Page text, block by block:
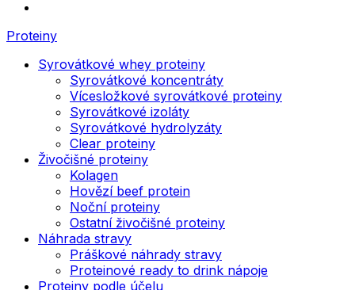
Proteiny
Syrovátkové whey proteiny
Syrovátkové koncentráty
Vícesložkové syrovátkové proteiny
Syrovátkové izoláty
Syrovátkové hydrolyzáty
Clear proteiny
Živočišné proteiny
Kolagen
Hovězí beef protein
Noční proteiny
Ostatní živočišné proteiny
Náhrada stravy
Práškové náhrady stravy
Proteinové ready to drink nápoje
Proteiny podle účelu